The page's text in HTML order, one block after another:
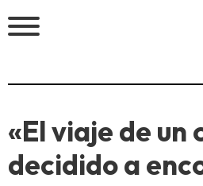
«El viaje de un
decidido a